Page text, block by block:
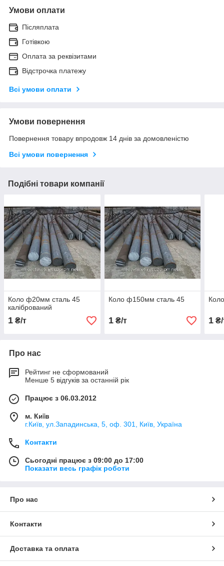
Умови оплати
Післяплата
Готівкою
Оплата за реквізитами
Відстрочка платежу
Всі умови оплати
Умови повернення
Повернення товару впродовж 14 днів за домовленістю
Всі умови повернення
Подібні товари компанії
Коло ф20мм сталь 45
калібрований
1 ₴/т
Коло ф150мм сталь 45
1₴/т 1 ₴/
Про нас
Рейтинг не сформований
Менше 5 відгуків за останній рік
Працює з 06.03.2012
м. Київ
г.Київ, ул.Западинська, 5, оф. 301, Київ, Україна
Контакти
Сьогодні працює з 09:00 до 17:00
Показати весь графік роботи
Про нас
Контакти
Доставка та оплата